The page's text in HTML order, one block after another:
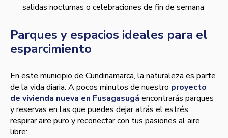
salidas nocturnas o celebraciones de fin de semana
Parques y espacios ideales para el
esparcimiento
En este municipio de Cundinamarca, la naturaleza es parte
de la vida diaria. A pocos minutos de nuestro proyecto
de vivienda nueva en Fusagasugá encontrarás parques
y reservas en las que puedes dejar atrás el estrés,
respirar aire puro y reconectar con tus pasiones al aire
libre: